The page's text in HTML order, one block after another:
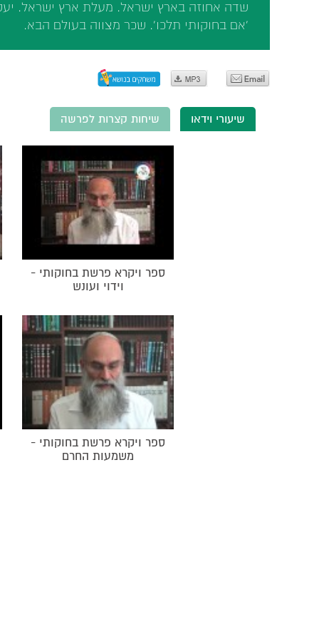
שדה אחוזה בארץ ישראל. מעלת ארץ ישראל.
'אם בחוקותי תלכו'. שכר מצווה בעולם הבא.
שיעורי וידאו שיחות קצרות לפרשה
ספר ויקרא פרשת בחוקותי -
וידוי ועונש
ספר ויקרא פרשת בחוקותי -
משמעות החרם